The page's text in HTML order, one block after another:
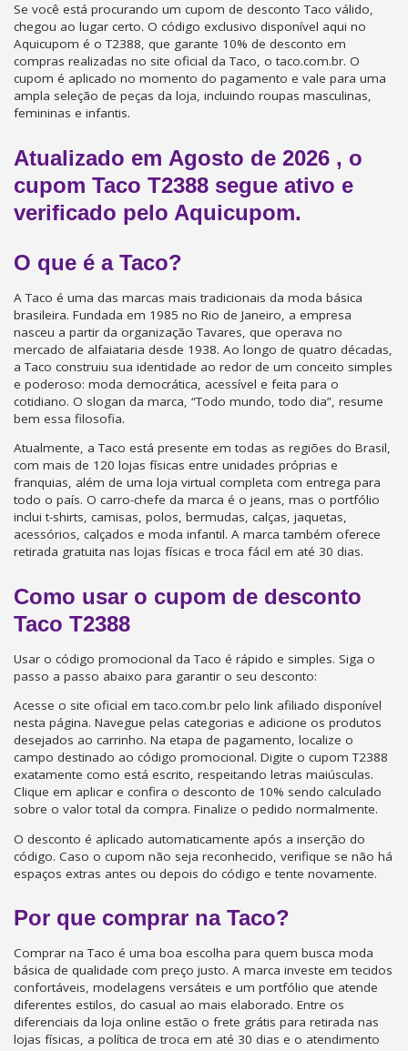
Se você está procurando um cupom de desconto Taco válido,
chegou ao lugar certo. O código exclusivo disponível aqui no
Aquicupom é o T2388, que garante 10% de desconto em
compras realizadas no site oficial da Taco, o taco.com.br. O
cupom é aplicado no momento do pagamento e vale para uma
ampla seleção de peças da loja, incluindo roupas masculinas,
femininas e infantis.
Atualizado em Agosto de 2026 , o
cupom Taco T2388 segue ativo e
verificado pelo Aquicupom.
O que é a Taco?
A Taco é uma das marcas mais tradicionais da moda básica
brasileira. Fundada em 1985 no Rio de Janeiro, a empresa
nasceu a partir da organização Tavares, que operava no
mercado de alfaiataria desde 1938. Ao longo de quatro décadas,
a Taco construiu sua identidade ao redor de um conceito simples
e poderoso: moda democrática, acessível e feita para o
cotidiano. O slogan da marca, “Todo mundo, todo dia”, resume
bem essa filosofia.
Atualmente, a Taco está presente em todas as regiões do Brasil,
com mais de 120 lojas físicas entre unidades próprias e
franquias, além de uma loja virtual completa com entrega para
todo o país. O carro-chefe da marca é o jeans, mas o portfólio
inclui t-shirts, camisas, polos, bermudas, calças, jaquetas,
acessórios, calçados e moda infantil. A marca também oferece
retirada gratuita nas lojas físicas e troca fácil em até 30 dias.
Como usar o cupom de desconto
Taco T2388
Usar o código promocional da Taco é rápido e simples. Siga o
passo a passo abaixo para garantir o seu desconto:
Acesse o site oficial em taco.com.br pelo link afiliado disponível
nesta página. Navegue pelas categorias e adicione os produtos
desejados ao carrinho. Na etapa de pagamento, localize o
campo destinado ao código promocional. Digite o cupom T2388
exatamente como está escrito, respeitando letras maiúsculas.
Clique em aplicar e confira o desconto de 10% sendo calculado
sobre o valor total da compra. Finalize o pedido normalmente.
O desconto é aplicado automaticamente após a inserção do
código. Caso o cupom não seja reconhecido, verifique se não há
espaços extras antes ou depois do código e tente novamente.
Por que comprar na Taco?
Comprar na Taco é uma boa escolha para quem busca moda
básica de qualidade com preço justo. A marca investe em tecidos
confortáveis, modelagens versáteis e um portfólio que atende
diferentes estilos, do casual ao mais elaborado. Entre os
diferenciais da loja online estão o frete grátis para retirada nas
lojas físicas, a política de troca em até 30 dias e o atendimento